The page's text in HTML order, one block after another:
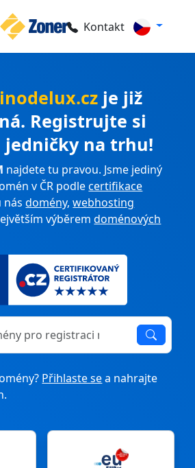
Kontakt
je již
Registrujte si
jedničky na trhu!
najdete tu pravou. Jsme jediný
v ČR podlecertifikace
násdomény,webhosting
výběremdoménových
registraci nebo převodu
Přihlaste sea nahrajte